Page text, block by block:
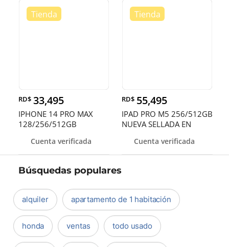
RD$ 33,495
IPHONE 14 PRO MAX
128/256/512GB
Cuenta verificada
RD$ 55,495
IPAD PRO M5 256/512GB
NUEVA SELLADA EN
Cuenta verificada
Búsquedas populares
alquiler apartamento de 1 habitación
honda ventas todo usado